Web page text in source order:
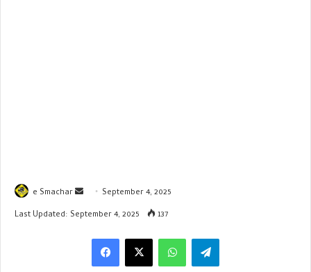
e Smachar
Send
an
September 4, 2025
Last Updated: September 4, 2025
137
WhatsAppTelegram